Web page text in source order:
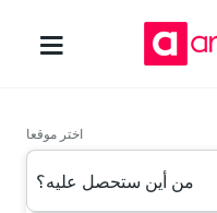
اختر موقعا
من أين ستحصل عليه؟